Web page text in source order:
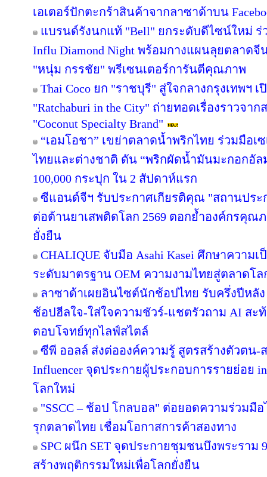
เอเตอร์ปักตะกร้าสินค้าจากลาซาด้าบน
แบรนด์รังนกแท้ "Bell" ยกระดับดีไซน์ใหม่ ร่
Influ Diamond Night พร้อมกางแผนลุยตลาด
"หนุ่ม กรรชัย" พรีเซนเตอร์การันตีคุณภาพ
Thai Coco ยก "ราชบุรี" สู่ใจกลางกรุงเทพฯ เ
"Ratchaburi in the City" ถ่ายทอดเรื่องราวจ
"Coconut Specialty Brand"
“เอมโอชา” เขย่าตลาดน้ำพริกไทย ร่วมมือ
ไทยและต่างชาติ ดัน “พริกผัดน้ำมันมะกอกอั
100,000 กระปุก ใน 2 สัปดาห์แรก
ซีแอนด์จีฯ รับประกาศเกียรติคุณ "สถานปร
ต่อต้านยาเสพติดโลก 2569 ตอกย้ำองค์กรคุณ
ยั่งยืน
CHALIQUE จับมือ Asahi Kasei ศึกษาควา
ระดับมาตรฐาน OEM ความงามไทยสู่ตลาดโล
ลาซาด้าเผยอินไซต์นักช้อปไทย รับครึ่งปีหลัง
ช้อปฮีลใจ-ใส่ใจความชัวร์-แชตรัวถาม AI ส
ตอบโจทย์ทุกไลฟ์สไตล์
ซีพี ออลล์ ส่งต่อองค์ความรู้ สูตรสร้างตัวตน-
Influencer จุดประกายผู้ประกอบการรายย่อย
โลกใหม่
"SSCC – ช้อป โกลบอล" ต่อยอดความร่วมมื
รุกตลาดไทย เชื่อมโอกาสการค้าสองทาง
SPC ผนึก SET จุดประกายชุมชนบึงพระรา
สร้างพฤติกรรมใหม่เพื่อโลกยั่งยืน